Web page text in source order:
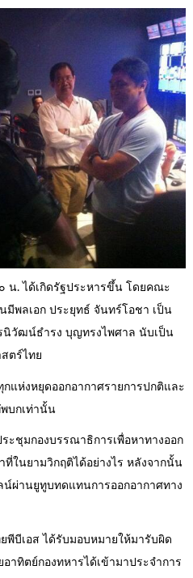
น. ได้เกิดรัฐประหารขึ้น โดยคณะ
มีพลเอก ประยุทธ์ จันทร์โอชา เป็น
วัฒน์ธำรง บุญทรงไพศาล นับเป็น
ตร์ไทย
แห่งหยุดออกอากาศรายการปกติและ
บกเท่านั้น
ะชุมกองบรรณาธิการเพื่อหาทางออก
ในยามวิกฤติได้อย่างไร หลังจากนั้น
น์ผ่านยูทูบทดแทนการออกอากาศทาง
พีบีเอส ได้รับมอบหมายให้มารับผิด
ทิตย์กองทหารได้เข้ามาประจำการ